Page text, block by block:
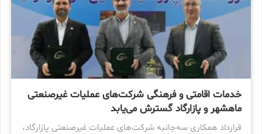
خدمات اقامتی و فرهنگی شرکت‌های عملیات غیرصنعتی
ماهشهر و پازارگاد گسترش می‌یابد
قرارداد همکاری سه‌جانبه شرکت‌های عملیات غیرصنعتی پازارگاد،